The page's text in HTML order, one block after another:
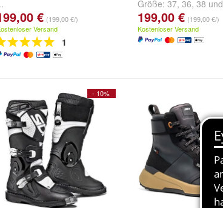
€ (199,00 €/)
Versand
1
Größe: 37, 36, 38 und
...
199,00 € (199,00 €/)
Kostenloser Versand
- 10%